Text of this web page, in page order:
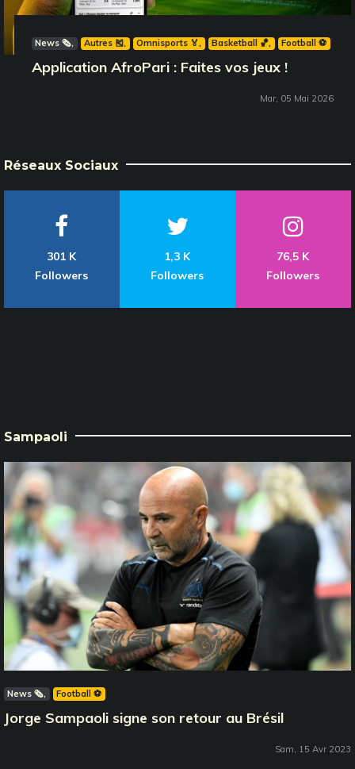
News 🗞️ Autres 🎽 Omnisports 🏅 Basketball 🏀 Football ⚽️
Application AfroPari : Faites vos jeux !
Mar, 05 Mai 2026
Réseaux Sociaux
301 K
Followers
1,3 K
Followers
76,5 K
Followers
Sampaoli
News 🗞️ Football ⚽️
Jorge Sampaoli signe son retour au Brésil
Sam, 15 Avr 2023